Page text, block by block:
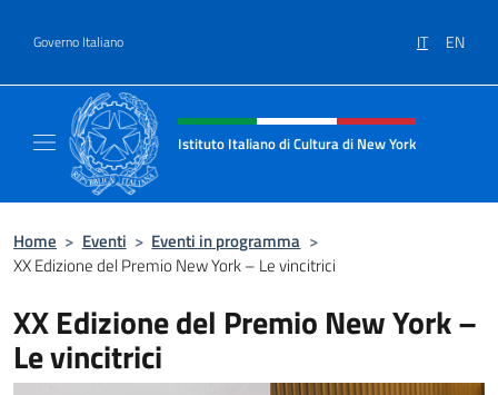
Governo Italiano IT EN
Intestazione sito, social e menù
Istituto Italiano di Cultura di New York
Home > Eventi > Eventi in programma >
XX Edizione del Premio New York – Le vincitrici
XX Edizione del Premio New York –
Le vincitrici